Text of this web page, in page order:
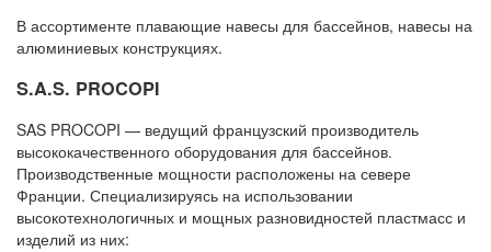
В ассортименте плавающие навесы для бассейнов, навесы на
алюминиевых конструкциях.
S.A.S. PROCOPI
SAS PROCOPI — ведущий французский производитель
высококачественного оборудования для бассейнов.
Производственные мощности расположены на севере
Франции. Специализируясь на использовании
высокотехнологичных и мощных разновидностей пластмасс и
изделий из них: